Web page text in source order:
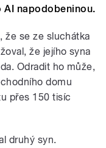
AI napodobeninou.
že se ze sluchátka
že jejího syna
Odradit ho může,
domu
přes 150 tisíc
druhý syn.